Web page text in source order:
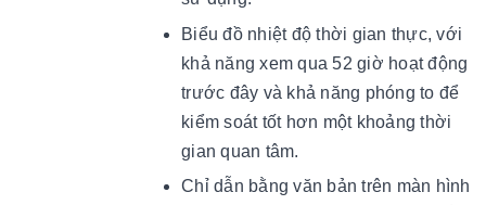
Biểu đồ nhiệt độ thời gian thực, với
khả năng xem qua 52 giờ hoạt động
trước đây và khả năng phóng to để
kiểm soát tốt hơn một khoảng thời
gian quan tâm.
Chỉ dẫn bằng văn bản trên màn hình